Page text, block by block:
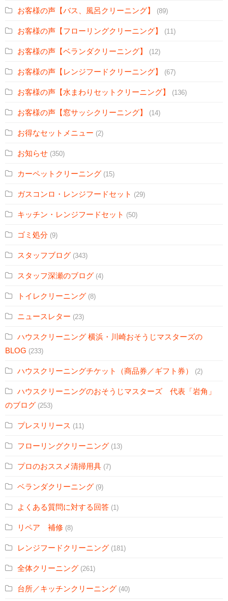
お客様の声【バス、風呂クリーニング】 (89)
お客様の声【フローリングクリーニング】 (11)
お客様の声【ベランダクリーニング】 (12)
お客様の声【レンジフードクリーニング】 (67)
お客様の声【水まわりセットクリーニング】 (136)
お客様の声【窓サッシクリーニング】 (14)
お得なセットメニュー (2)
お知らせ (350)
カーペットクリーニング (15)
ガスコンロ・レンジフードセット (29)
キッチン・レンジフードセット (50)
ゴミ処分 (9)
スタッフブログ (343)
スタッフ深瀬のブログ (4)
トイレクリーニング (8)
ニュースレター (23)
ハウスクリーニング 横浜・川崎おそうじマスターズの
BLOG (233)
ハウスクリーニングチケット（商品券／ギフト券） (2)
ハウスクリーニングのおそうじマスターズ 代表「岩角」
のブログ (253)
プレスリリース (11)
フローリングクリーニング (13)
プロのおススメ清掃用具 (7)
ベランダクリーニング (9)
よくある質問に対する回答 (1)
リペア 補修 (8)
レンジフードクリーニング (181)
全体クリーニング (261)
台所／キッチンクリーニング (40)